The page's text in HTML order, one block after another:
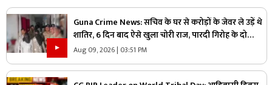
Guna Crime News: सचिव के घर से करोड़ों के जेवर ले उड़ें थे
शातिर, 6 दिन बाद ऐसे खुला चोरी राज, पारदी गिरोह के दो
आरोपी गिरफ्तार
Aug 09, 2026 | 03:51 PM